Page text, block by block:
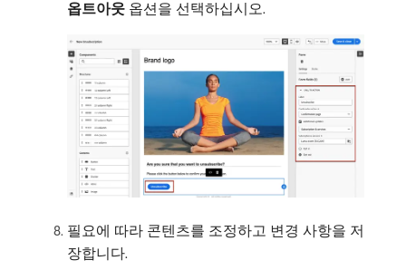
옵트아웃 옵션을 선택하십시오.
필요에 따라 콘텐츠를 조정하고 변경 사항을 저
장합니다.